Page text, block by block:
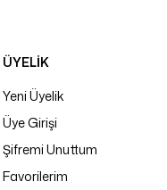
ÜYELİK
Yeni Üyelik
Üye Girişi
Şifremi Unuttum
Favorilerim